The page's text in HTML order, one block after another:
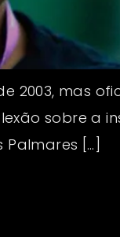
2003, mas
sobre
[…]